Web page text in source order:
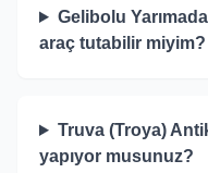
Gelibolu
araç tutabilir miyim?
Truva (Troya)
yapıyor musunuz?